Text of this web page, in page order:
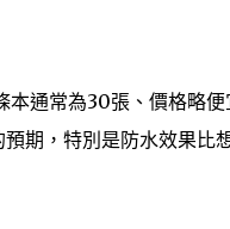
本通常為30張、價格略便
期，特別是防水效果比